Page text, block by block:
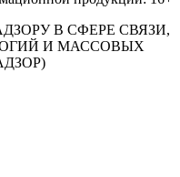
В СФЕРЕ СВЯЗИ,
И МАССОВЫХ